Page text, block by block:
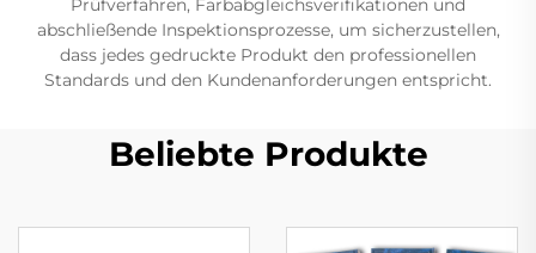
Prüfverfahren, Farbabgleichsverifikationen und
abschließende Inspektionsprozesse, um sicherzustellen,
dass jedes gedruckte Produkt den professionellen
Standards und den Kundenanforderungen entspricht.
Beliebte Produkte